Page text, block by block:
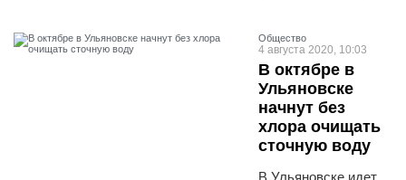
Общество
4 августа 2020, 10:03
В октябре в
Ульяновске
начнут без
хлора очищать
сточную воду
В Ульяновске идет